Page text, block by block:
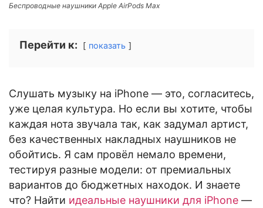
Беспроводные наушники Apple AirPods Max
Перейти к: показать
Слушать музыку на iPhone — это, согласитесь,
уже целая культура. Но если вы хотите, чтобы
каждая нота звучала так, как задумал артист,
без качественных накладных наушников не
обойтись. Я сам провёл немало времени,
тестируя разные модели: от премиальных
вариантов до бюджетных находок. И знаете
что? Найти идеальные наушники для iPhone —